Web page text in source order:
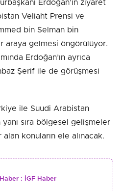
Erdoğan’ın ziyaret
Veliaht Prensi ve
bin Selman bin
araya gelmesi öngörülüyor.
Erdoğan’ın ayrıca
Şerif ile de görüşmesi
ile Suudi Arabistan
sıra bölgesel gelişmeler
konuların ele alınacak.
Haber : İGF Haber